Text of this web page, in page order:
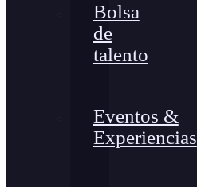
Bolsa
de
talento
Eventos &
Experiencias